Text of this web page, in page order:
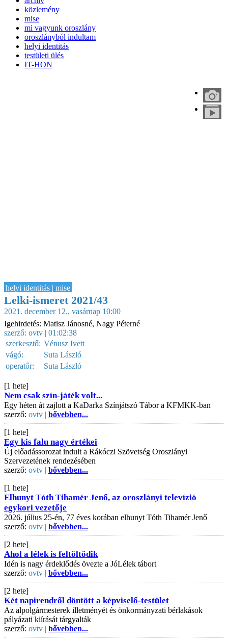
közlemény
mise
mi vagyunk oroszlány
oroszlányból indultam
helyi identitás
testületi ülés
IT-HON
helyi identitás | mise
Lelki-ismeret 2021/43
2021. december 12., vasárnap 10:00
Igehirdetés: Matisz Jánosné, Nagy Péterné
szerző: ovtv | 01:02:38
szerkesztő: Vénusz Ivett
vágó:
Suta László
operatőr:
Suta László
[1 hete]
Nem csak szín-játék volt...
Egy héten át zajlott a KaDarka Színjátszó Tábor a KFMKK-ban
szerző: ovtv | bővebben...
[1 hete]
Egy kis falu nagy értékei
Új előadássorozat indult a Rákóczi Szövetség Oroszlányi
Szervezetének rendezésében
szerző: ovtv | bővebben...
[1 hete]
Elhunyt Tóth Tihamér Jenő, az oroszlányi televízió
egykori vezetője
2026. július 25-én, 77 éves korában elhunyt Tóth Tihamér Jenő
szerző: ovtv | bővebben...
[2 hete]
Ahol a lélek is feltöltődik
Idén is nagy érdeklődés övezte a JóLélek tábort
szerző: ovtv | bővebben...
[2 hete]
Két napirendről döntött a képviselő-testület
Az alpolgármesterek illetményét és önkormányzati bérlakások
pályázati kiírását tárgyalták
szerző: ovtv | bővebben...